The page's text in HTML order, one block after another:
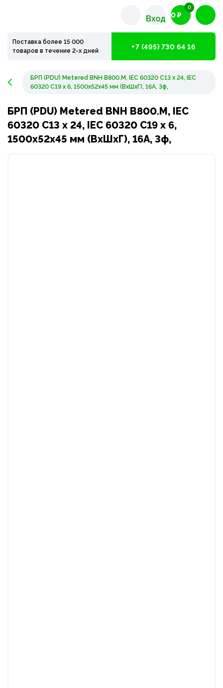
Вход 0 ₽
0
Поставка более 15 000
товаров в течение 2-х дней
+7 (495) 730 64 16
БРП (PDU) Metered BNH B800.M, IEC 60320 С13 х 24, IEC
60320 С19 х 6, 1500х52х45 мм (ВхШхГ), 16А, 3ф,
БРП (PDU) Metered BNH B800.M, IEC
60320 С13 х 24, IEC 60320 С19 х 6,
1500х52х45 мм (ВхШхГ), 16А, 3ф,